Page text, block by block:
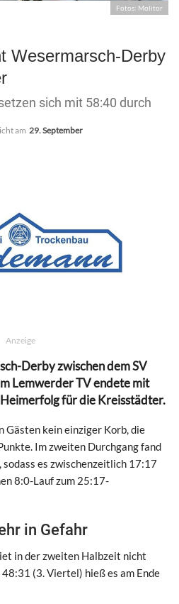
Fotos: Molitor
Wesermarsch-Derby
sich mit 58:40 durch
am 29. September
Anzeige
Derby zwischen dem SV
Lemwerder TV endete mit
für die Kreisstädter.
Gästen kein einziger Korb, die
Im zweiten Durchgang fand
sodass es zwischenzeitlich 17:17
8:0-Lauf zum 25:17-
in Gefahr
in der zweiten Halbzeit nicht
(3. Viertel) hieß es am Ende